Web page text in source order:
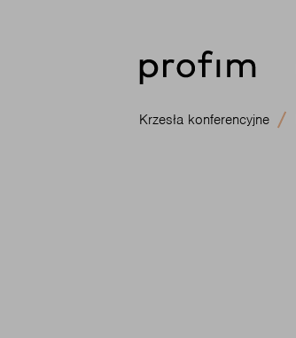
Krzesła konferencyjne